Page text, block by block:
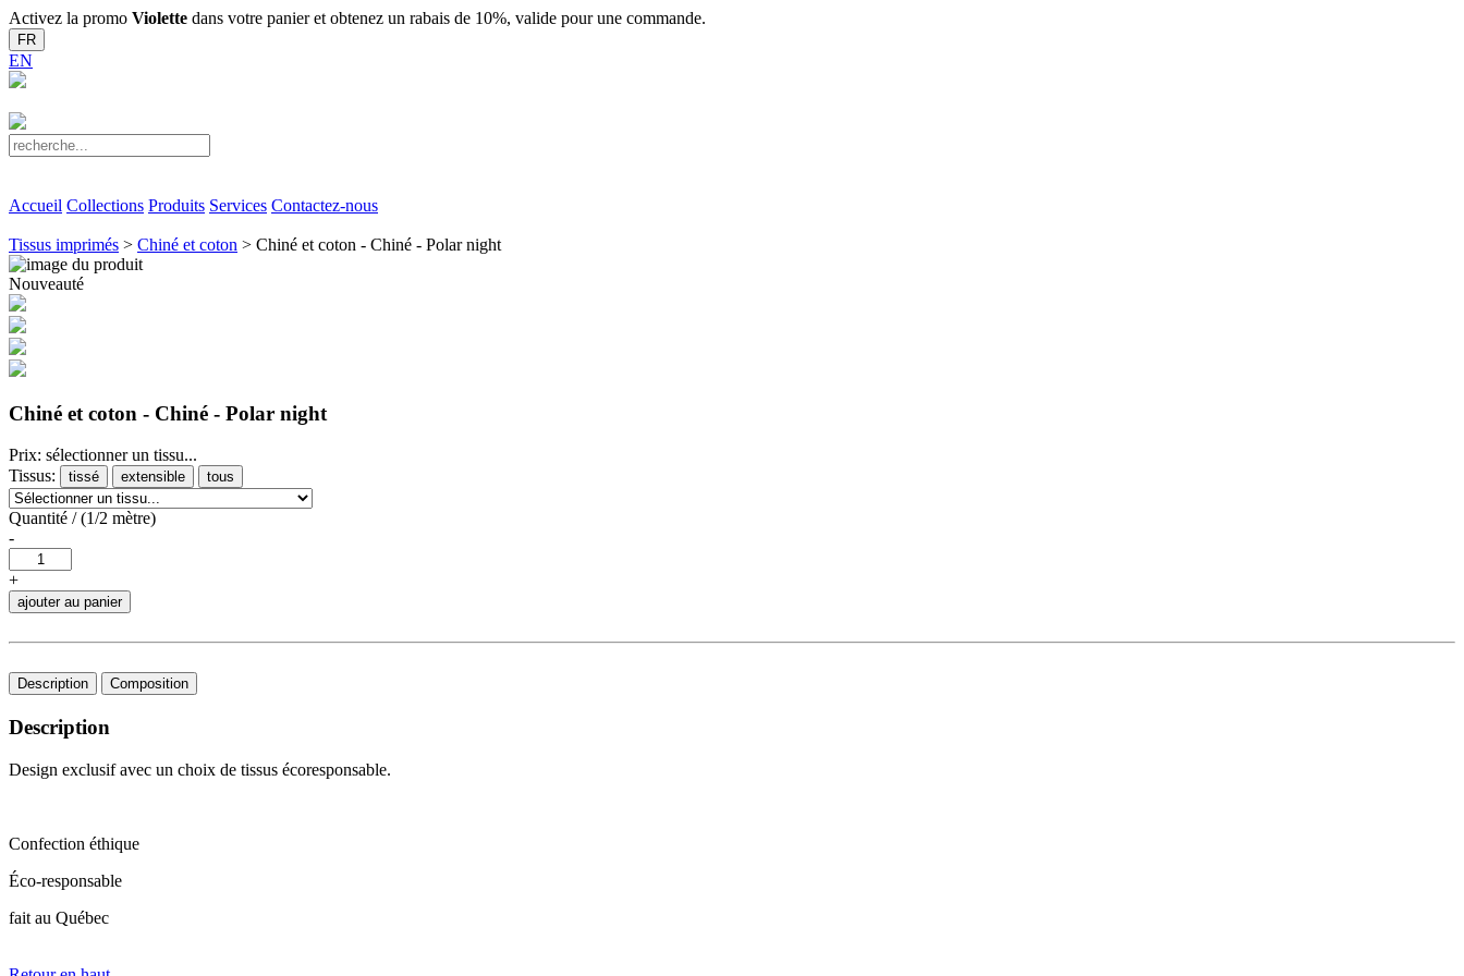
Activez la promo Violette dans votre panier et obtenez un rabais de 10%, valide pour une commande.
FR
EN
Accueil Collections Produits Services Contactez-nous
Tissus imprimés > Chiné et coton > Chiné et coton - Chiné - Polar night
Nouveauté
Chiné et coton - Chiné - Polar night
Prix: sélectionner un tissu...
Tissus:
tissé extensible tous
Quantité / (1/2 mètre)
-
+
ajouter au panier
Description Composition
Description
Design exclusif avec un choix de tissus écoresponsable.
Confection éthique
Éco-responsable
fait au Québec